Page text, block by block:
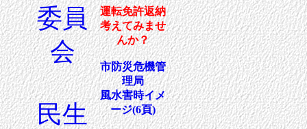
委員
会
民生
運転免許返納
考えてみませ
んか？
市防災危機管
理局
風水害時イメ
ージ(6頁)